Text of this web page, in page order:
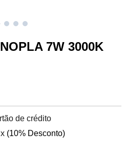
7W 3000K
de crédito
(10% Desconto)